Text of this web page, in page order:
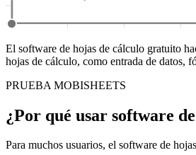
El software de hojas de cálculo gratuito
hojas de cálculo, como entrada de datos,
PRUEBA MOBISHEETS
¿Por qué usar software
Para muchos usuarios, el software de